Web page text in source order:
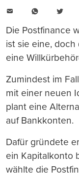
WhatsApp
Die Postfinance
ist sie eine,
eine
Zumindest im
mit einer neuen
plant eine
auf Bankkonten.
Dafür gründete
ein Kapitalkonto
wählte die